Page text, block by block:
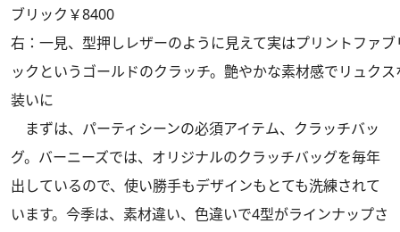
ブリック￥8400
右：一見、型押しレザーのように見えて実はプリントファブ
ックというゴールドのクラッチ。艶やかな素材感でリュクス
装いに
まずは、パーティシーンの必須アイテム、クラッチバッ
グ。バーニーズでは、オリジナルのクラッチバッグを毎年
出しているので、使い勝手もデザインもとても洗練されて
います。今季は、素材違い、色違いで4型がラインナップさ